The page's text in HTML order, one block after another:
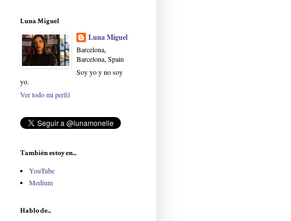
Luna Miguel
Luna Miguel
Barcelona,
Barcelona, Spain
Soy yo y no soy
yo.
Ver todo mi perfil
También estoy en...
YouTube
Medium
Hablo de...